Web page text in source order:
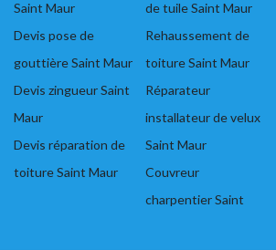
Saint Maur
Devis pose de
gouttière Saint Maur
Devis zingueur Saint
Maur
Devis réparation de
toiture Saint Maur
de tuile Saint Maur
Rehaussement de
toiture Saint Maur
Réparateur
installateur de velux
Saint Maur
Couvreur
charpentier Saint